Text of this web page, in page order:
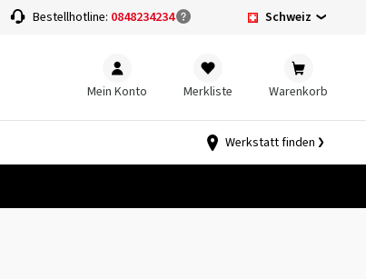
Bestellhotline: 0848234234 Schweiz
Mein Konto Merkliste Warenkorb
Werkstatt finden